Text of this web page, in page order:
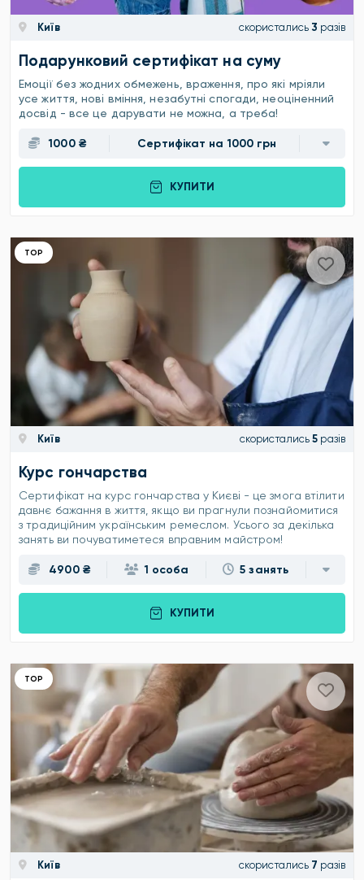
Київ скористались 3 разів
Подарунковий сертифікат на суму
Емоції без жодних обмежень, враження, про які мріяли
усе життя, нові вміння, незабутні спогади, неоціненний
досвід - все це дарувати не можна, а треба!
1000 ₴ Сертифікат на 1000 грн
КУПИТИ
ТОР
Київ скористались 5 разів
Курс гончарства
Сертифікат на курс гончарства у Києві - це змога втілити
давнє бажання в життя, якщо ви прагнули познайомитися
з традиційним українським ремеслом. Усього за декілька
занять ви почуватиметеся вправним майстром!
4900 ₴ 1 особа 5 занять
КУПИТИ
ТОР
Київ скористались 7 разів